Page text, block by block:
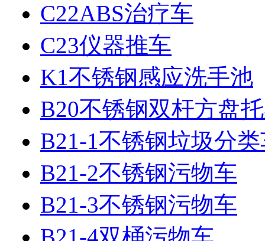
C22ABS治疗车
C23仪器推车
K1不锈钢感应洗手池
B20不锈钢双杆方盘
B21-1不锈钢垃圾分
B21-2不锈钢污物车
B21-3不锈钢污物车